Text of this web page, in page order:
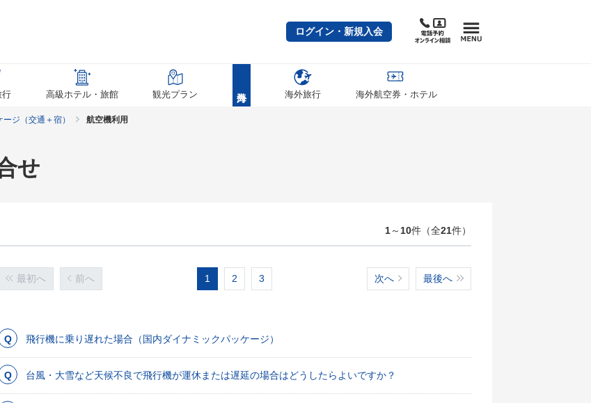
ログイン・新規入会
行 高級ホテル・旅館 観光プラン 海外旅行 海外航空券・ホテル
ジ（交通＋宿） 航空機利用
せ
1～ 10件（全21件）
最初へ 前へ 1 2 3 次へ 最後へ
飛行機に乗り遅れた場合（国内ダイナミックパッケージ）
台風・大雪など天候不良で飛行機が運休または遅延の場合はどうしたらよいですか？